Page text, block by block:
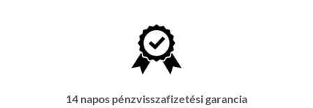
14 napos pénzvisszafizetési garancia